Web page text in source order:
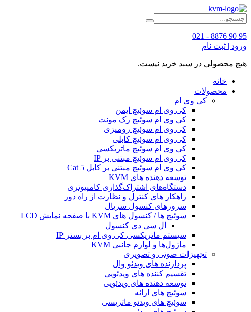
95 90 8876 - 021
ورود | ثبت نام
هیچ محصولی در سبد خرید نیست.
خانه
محصولات
کی وی ام
کی وی ام سوئیچ ایمن
کی وی ام سوئیچ رک مونت
کی وی ام سوئیچ رومیزی
کی وی ام سوئیچ کابلی
کی وی ام سوئیچ ماتریکسی
کی وی ام سوئیچ مبتنی بر IP
کی وی ام سوئیچ مبتنی بر کابل Cat 5
توسعه دهنده های KVM
دستگاه‌های اشتراک‌گذاری کامپیوتری
راهکار های کنترل و نظارت از راه دور
سرورهای کنسول سریال
سوئیچ ها / کنسول های KVM با صفحه نمایش LCD
ال سی دی کنسول
سیستم ماتریکسی کی وی ام بر بستر IP
ماژول‌ها و لوازم جانبی KVM
تجهیزات صوتی و تصویری
پردازنده های ویدئو وال
تقسیم کننده های ویدئویی
توسعه دهنده های ویدئویی
سوئیچ های ارائه
سوئیچ های‌ ویدئو ماتریسی